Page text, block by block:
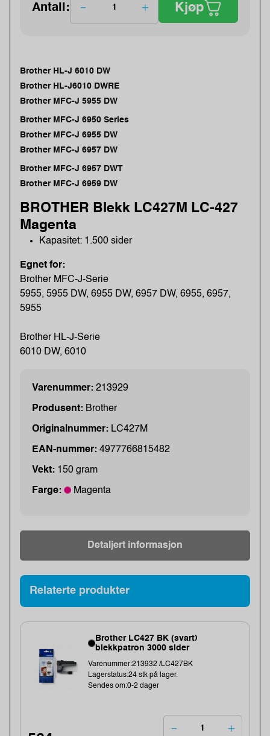
Antall: Kjøp
Brother HL-J 6010 DW
Brother HL-J6010 DWRE
Brother MFC-J 5955 DW
Brother MFC-J 6950 Series
Brother MFC-J 6955 DW
Brother MFC-J 6957 DW
Brother MFC-J 6957 DWT
Brother MFC-J 6959 DW
BROTHER Blekk LC427M LC-427
Magenta
Kapasitet: 1.500 sider
Egnet for:
Brother MFC-J-Serie
5955, 5955 DW, 6955 DW, 6957 DW, 6955, 6957,
5955
Brother HL-J-Serie
6010 DW, 6010
Varenummer: 213929
Produsent: Brother
Originalnummer: LC427M
EAN-nummer: 4977766815482
Vekt: 150 gram
Farge: Magenta
Detaljert informasjon
Relaterte produkter
Brother LC427 BK (svart)
blekkpatron 3000 sider
Varenummer:213932 /LC427BK
Lagerstatus:24 stk på lager.
Sendes om:0-2 dager